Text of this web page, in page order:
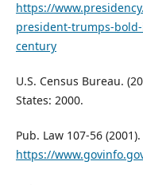
https://
president-trumps-
century
U.S. Census Bureau.
States: 2000.
Pub. Law 107-56 (2001).
https://